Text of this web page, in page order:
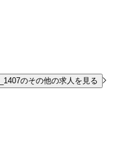
のその他の求人を見る